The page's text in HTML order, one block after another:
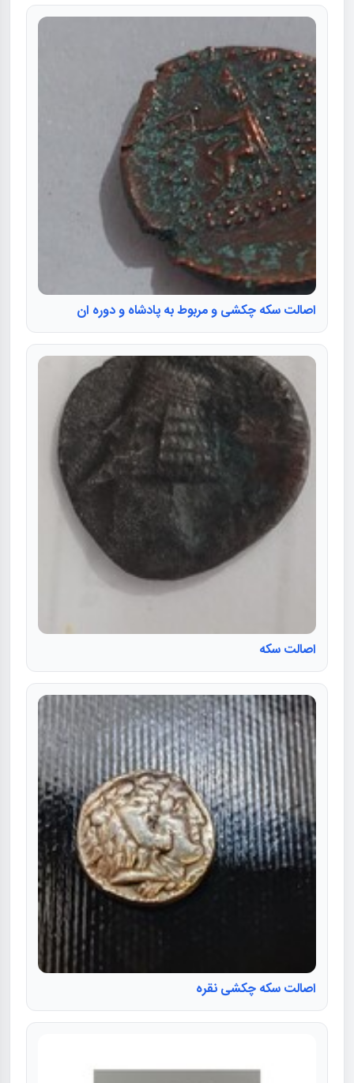
اصالت سکه چکشی و مربوط به پادشاه و دوره ان
اصالت سکه
اصالت سکه چکشی نقره